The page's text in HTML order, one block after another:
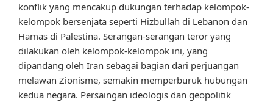
konflik yang mencakup dukungan terhadap kelompok-
kelompok bersenjata seperti Hizbullah di Lebanon dan
Hamas di Palestina. Serangan-serangan teror yang
dilakukan oleh kelompok-kelompok ini, yang
dipandang oleh Iran sebagai bagian dari perjuangan
melawan Zionisme, semakin memperburuk hubungan
kedua negara. Persaingan ideologis dan geopolitik